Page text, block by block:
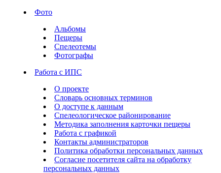
Фото
Альбомы
Пещеры
Спелеотемы
Фотографы
Работа с ИПС
О проекте
Словарь основных терминов
О доступе к данным
Спелеологическое районирование
Методика заполнения карточки пещеры
Работа с графикой
Контакты администраторов
Политика обработки персональных данных
Согласие посетителя сайта на обработку
персональных данных